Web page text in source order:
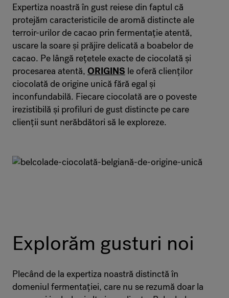
Expertiza noastră în gust reiese din faptul că
protejăm caracteristicile de aromă distincte ale
terroir-urilor de cacao prin fermentație atentă,
uscare la soare și prăjire delicată a boabelor de
cacao. Pe lângă rețetele exacte de ciocolată și
procesarea atentă, ORIGINS le oferă clienților
ciocolată de origine unică fără egal și
inconfundabilă. Fiecare ciocolată are o poveste
irezistibilă și profiluri de gust distincte pe care
clienții sunt nerăbdători să le exploreze.
Explorăm gusturi noi
Plecând de la expertiza noastră distinctă în
domeniul fermentației, care nu se rezumă doar la